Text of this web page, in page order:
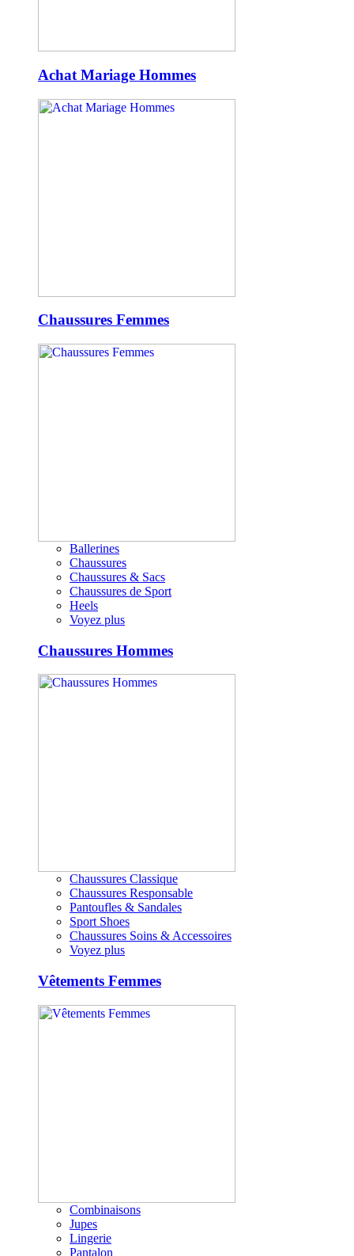
Achat Mariage Hommes
Chaussures Femmes
Ballerines
Chaussures
Chaussures & Sacs
Chaussures de Sport
Heels
Voyez plus
Chaussures Hommes
Chaussures Classique
Chaussures Responsable
Pantoufles & Sandales
Sport Shoes
Chaussures Soins & Accessoires
Voyez plus
Vêtements Femmes
Combinaisons
Jupes
Lingerie
Pantalon